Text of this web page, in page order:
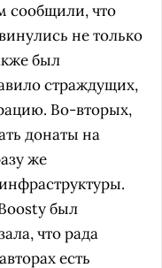
сообщили, что
не только
был
страждущих,
Во-вторых,
донаты на
же
был
что рада
есть